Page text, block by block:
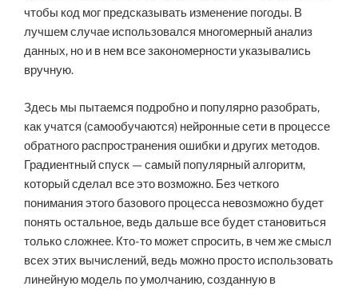
чтобы код мог предсказывать изменение погоды. В
лучшем случае использовался многомерный анализ
данных, но и в нем все закономерности указывались
вручную.
Здесь мы пытаемся подробно и популярно разобрать,
как учатся (самообучаются) нейронные сети в процессе
обратного распространения ошибки и других методов.
Градиентный спуск — самый популярный алгоритм,
который сделал все это возможно. Без четкого
понимания этого базового процесса невозможно будет
понять остальное, ведь дальше все будет становиться
только сложнее. Кто-то может спросить, в чем же смысл
всех этих вычислений, ведь можно просто использовать
линейную модель по умолчанию, созданную в